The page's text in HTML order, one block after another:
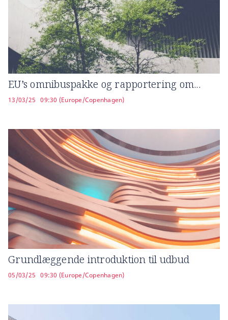
EU’s omnibuspakke og rapportering om...
13/03/25 09:30 (Europe/Copenhagen)
Grundlæggende introduktion til udbud
05/03/25 09:30 (Europe/Copenhagen)